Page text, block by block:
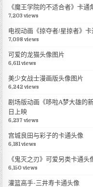
《魔王学院的不适合者》卡通
7,203 views
电视动画《掠夺者/星掠者》
7,098 views
可爱的龙猫头像图片
6,611 views
美少女战士漫画版头像图片
6,242 views
剧场版动画《哆啦A梦大雄的
日上映
6,237 views
宫城良田与彩子的卡通头像
6,181 views
《鬼灭之刃》可爱另类卡通头
6,150 views
灌篮高手-三井寿卡通头像